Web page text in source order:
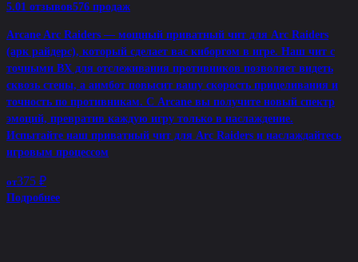
5.01 отзывов576 продаж
Arcane Arc Raiders — мощный приватный чит для Arc Raiders
(арк райдерс), который сделает вас киборгом в игре. Наш чит с
точными ВХ для отслеживания противников позволяет видеть
сквозь стены, а аимбот повысит вашу скорость прицеливания и
точность по противникам. С Arcane вы получите новый спектр
эмоций, превратив каждую игру только в наслаждение.
Испытайте наш приватный чит для Arc Raiders и наслаждайтесь
игровым процессом
от375 ₽
Подробнее